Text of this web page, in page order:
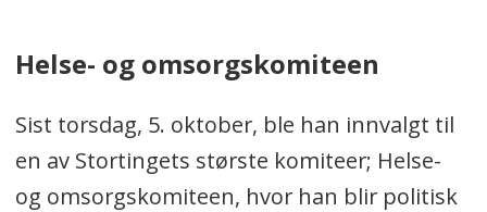
Helse- og omsorgskomiteen
Sist torsdag, 5. oktober, ble han innvalgt til
en av Stortingets største komiteer; Helse-
og omsorgskomiteen, hvor han blir politisk